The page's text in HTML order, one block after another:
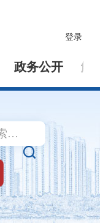
登录
政务公开 解
